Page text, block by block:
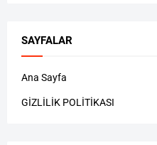
SAYFALAR
Ana Sayfa
GİZLİLİK POLİTİKASI